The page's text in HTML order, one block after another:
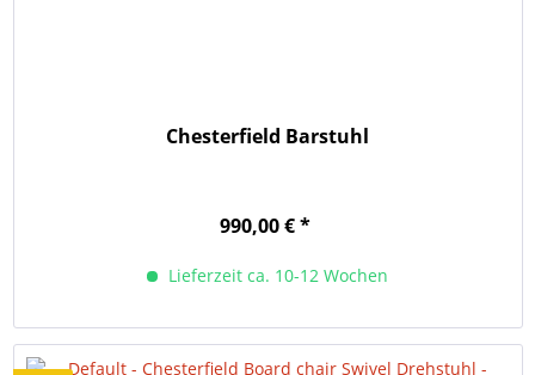
Chesterfield Barstuhl
990,00 € *
Lieferzeit ca. 10-12 Wochen